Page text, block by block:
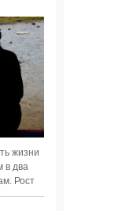
жизни
в два
Рост